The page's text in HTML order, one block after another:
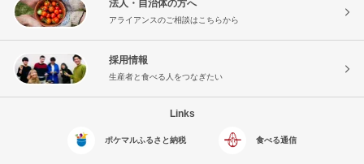
法人・自治体の方へ
アライアンスのご相談はこちらから
採用情報
生産者と食べる人をつなぎたい
Links
ポケマルふるさと納税 食べる通信